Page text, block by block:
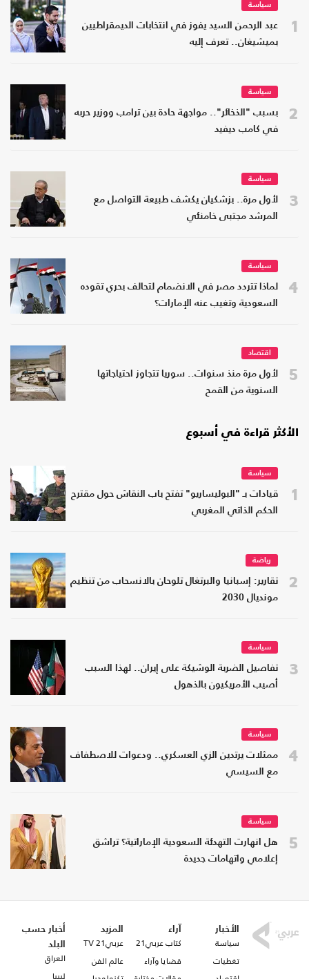
1
سياسة
عبد الرحمن السيد يفوز في انتخابات الديمقراطيين
بميشيغان.. تعرف إليه
2
سياسة
بسبب "الذخائر".. مواجهة حادة بين ترامب ووزير حربه
في كامب ديفيد
3
سياسة
لأول مرة.. بزشكيان يكشف طبيعة التواصل مع
المرشد مجتبى خامنئي
4
سياسة
لماذا تتردد مصر في الانضمام لتحالف بحري تقوده
السعودية وتغيب عنه الإمارات؟
5
اقتصاد
لأول مرة منذ سنوات.. سوريا تتجاوز احتياجاتها
السنوية من القمح
الأكثر قراءة في أسبوع
1
سياسة
قيادات بـ "البوليساريو" تفتح باب النقاش حول مقترح
الحكم الذاتي المغربي
2
رياضة
تقارير: إسبانيا والبرتغال تلوحان بالانسحاب من تنظيم
مونديال 2030
3
سياسة
تفاصيل الضربة الوشيكة على إيران.. لهذا السبب
أصيب الأمريكيون بالذهول
4
سياسة
ممثلات يرتدين الزي العسكري.. ودعوات للاصطفاف
مع السيسي
5
سياسة
هل انهارت التهدئة السعودية الإماراتية؟ تراشق
إعلامي واتهامات جديدة
الأخبار
سياسة
تغطيات
آراء
كتاب عربي21
قضايا وآراء
المزيد
عربي21 TV
عالم الفن
أخبار حسب
البلد
العراق
ليبيا